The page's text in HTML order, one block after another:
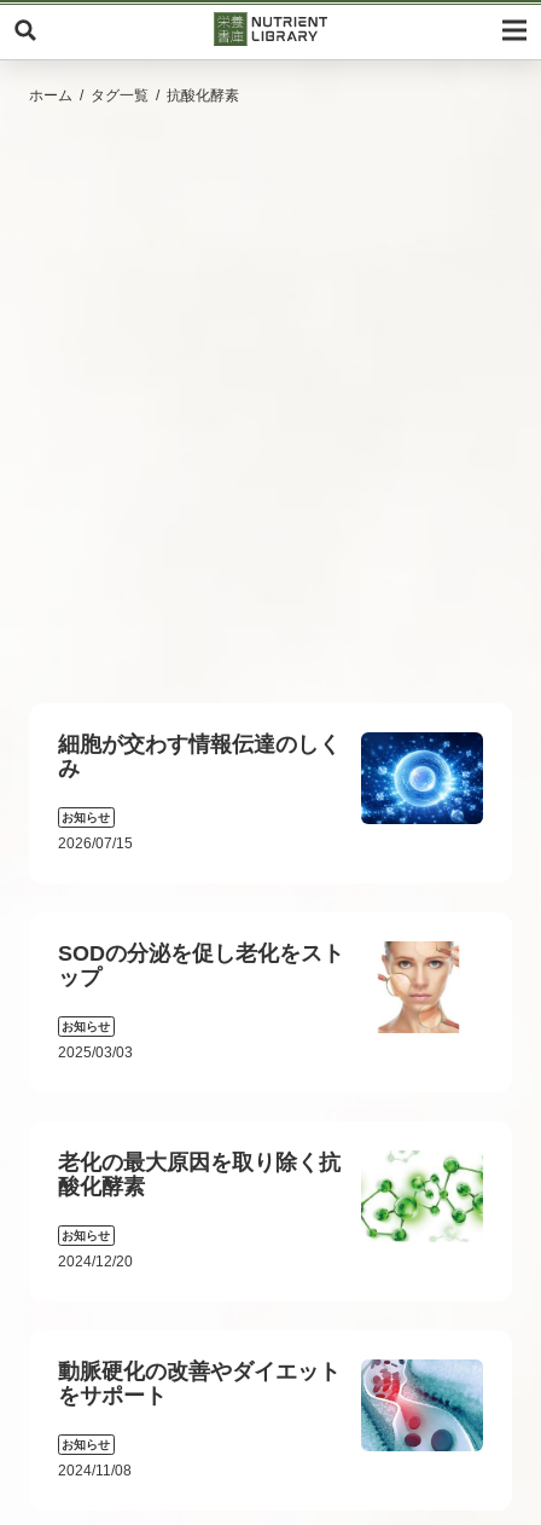
ホーム タグ一覧 抗酸化酵素
細胞が交わす情報伝達のしく
み
お知らせ
2026/07/15
SODの分泌を促し老化をスト
ップ
お知らせ
2025/03/03
老化の最大原因を取り除く抗
酸化酵素
お知らせ
2024/12/20
動脈硬化の改善やダイエット
をサポート
お知らせ
2024/11/08